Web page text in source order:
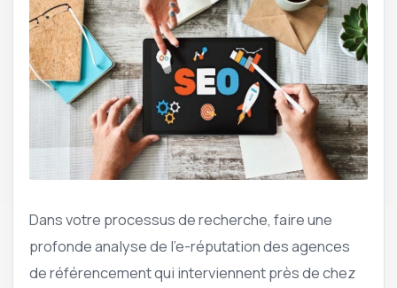
Dans votre processus de recherche, faire une
profonde analyse de l’e-réputation des agences
de référencement qui interviennent près de chez